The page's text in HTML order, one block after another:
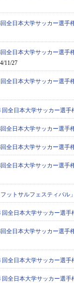
回全日本大学サッカー選
回全日本大学サッカー選
11/27
回全日本大学サッカー選
回全日本大学サッカー選
回全日本大学サッカー選手
回全日本大学サッカー選
回全日本大学サッカー選
フットサルフェスティバル
回全日本大学サッカー選
回全日本大学サッカー選
回全日本大学サッカー選
回全日本大学サッカー選